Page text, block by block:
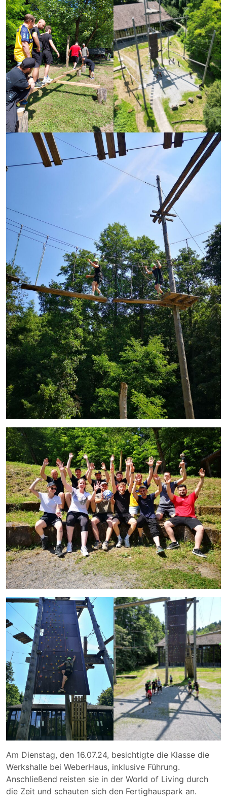
Am Dienstag, den 16.07.24, besichtigte die Klasse die
Werkshalle bei WeberHaus, inklusive Führung.
Anschließend reisten sie in der World of Living durch
die Zeit und schauten sich den Fertighauspark an.